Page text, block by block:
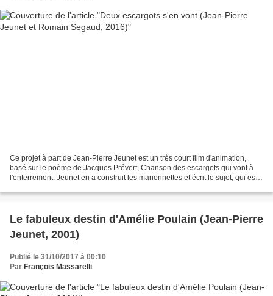
Ce projet à part de Jean-Pierre Jeunet est un très court film d'animation,
basé sur le poème de Jacques Prévert, Chanson des escargots qui vont à
l'enterrement. Jeunet en a construit les marionnettes et écrit le sujet, qui est
Le fabuleux destin d'Amélie Poulain (Jean-Pierre
Jeunet, 2001)
Publié le 31/10/2017 à 00:10
Par François Massarelli